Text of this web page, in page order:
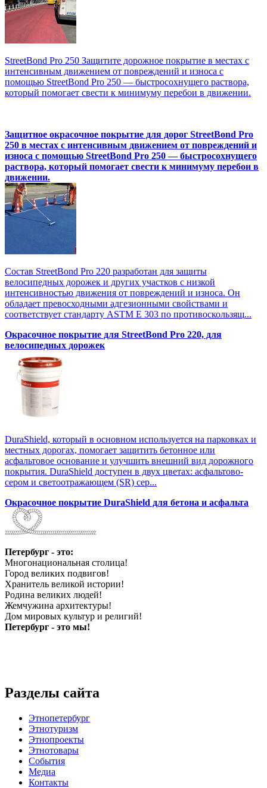
StreetBond Pro 250 Защитите дорожное покрытие в местах с
интенсивным движением от повреждений и износа с
помощью StreetBond Pro 250 — быстросохнущего раствора,
который помогает свести к минимуму перебои в движении.
Защитное окрасочное покрытие для дорог StreetBond Pro
250 в местах с интенсивным движением от повреждений и
износа с помощью StreetBond Pro 250 — быстросохнущего
раствора, который помогает свести к минимуму перебои в
движении.
Состав StreetBond Pro 220 разработан для защиты
велосипедных дорожек и других участков с низкой
интенсивностью движения от повреждений и износа. Он
обладает превосходными адгезионными свойствами и
соответствует стандарту ASTM E 303 по противоскользящ...
Окрасочное покрытие для StreetBond Pro 220, для
велосипедных дорожек
DuraShield, который в основном используется на парковках и
местных дорогах, помогает защитить бетонное или
асфальтовое основание и улучшить внешний вид дорожного
покрытия. DuraShield доступен в двух цветах: асфальтово-
сером и светоотражающем (SR) сер...
Окрасочное покрытие DuraShield для бетона и асфальта
Петербург - это:
Многонациональная столица!
Город великих подвигов!
Хранитель великой истории!
Родина великих людей!
Жемчужина архитектуры!
Дом мировых культур и религий!
Петербург - это мы!
Разделы сайта
Этнопетербург
Этнотуризм
Этнопроекты
Этнотовары
События
Медиа
Контакты